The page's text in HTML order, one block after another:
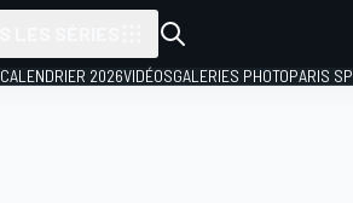
CALENDRIER 2026VIDÉOSGALERIES PHOTOPARIS